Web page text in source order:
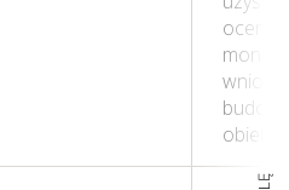
oceny
obiektu.